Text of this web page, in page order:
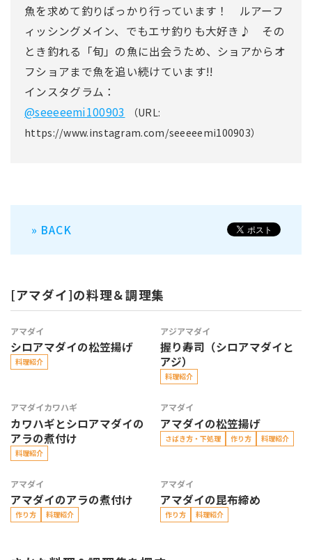
魚を求めて釣りばっかり行っています！ ルアーフ
ィッシングメイン、でもエサ釣りも大好き♪ その
とき釣れる「旬」の魚に出会うため、ショアからオ
フショアまで魚を追い続けています!!
インスタグラム：
@seeeeemi100903
（URL:
https://www.instagram.com/seeeeemi100903）
» BACK
[アマダイ]の料理＆調理集
アマダイ
シロアマダイの松笠揚げ
料理紹介
アジアマダイ
握り寿司（シロアマダイと
アジ）
料理紹介
アマダイカワハギ
カワハギとシロアマダイの
アラの煮付け
料理紹介
アマダイ
アマダイの松笠揚げ
さばき方・下処理 作り方 料理紹介
アマダイ
アマダイのアラの煮付け
作り方 料理紹介
アマダイ
アマダイの昆布締め
作り方 料理紹介